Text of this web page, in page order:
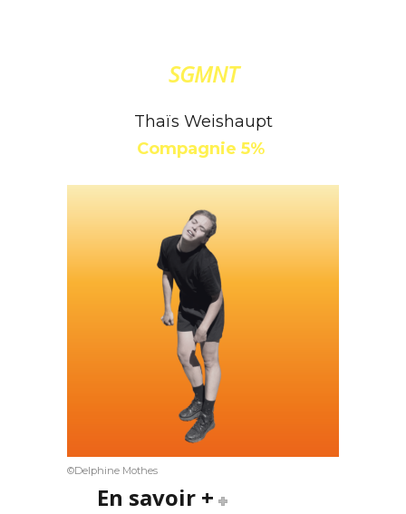
SGMNT
Thaïs Weishaupt
Compagnie 5%
©Delphine Mothes
En savoir +